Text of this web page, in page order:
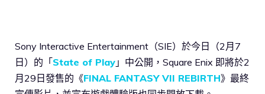
Sony Interactive Entertainment（SIE）於今日（2月7
日）的「State of Play 」中公開，Square Enix 即將於2
月29日發售的《FINAL FANTASY VII REBIRTH》最終